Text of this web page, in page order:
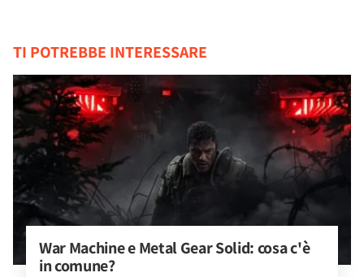
TI POTREBBE INTERESSARE
War Machine e Metal Gear Solid: cosa c'è
in comune?